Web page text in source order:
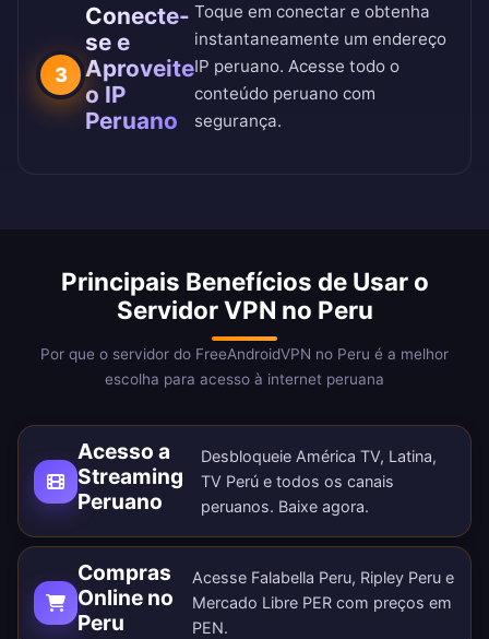
3
Conecte-
se e
Aproveite
o IP
Peruano
Toque em conectar e obtenha
instantaneamente um endereço
IP peruano. Acesse todo o
conteúdo peruano com
segurança.
Principais Benefícios de Usar o
Servidor VPN no Peru
Por que o servidor do FreeAndroidVPN no Peru é a melhor
escolha para acesso à internet peruana
Acesso a
Streaming
Peruano
Desbloqueie América TV, Latina,
TV Perú e todos os canais
peruanos. Baixe agora.
Compras
Online no
Peru
Acesse Falabella Peru, Ripley Peru e
Mercado Libre PER com preços em
PEN.